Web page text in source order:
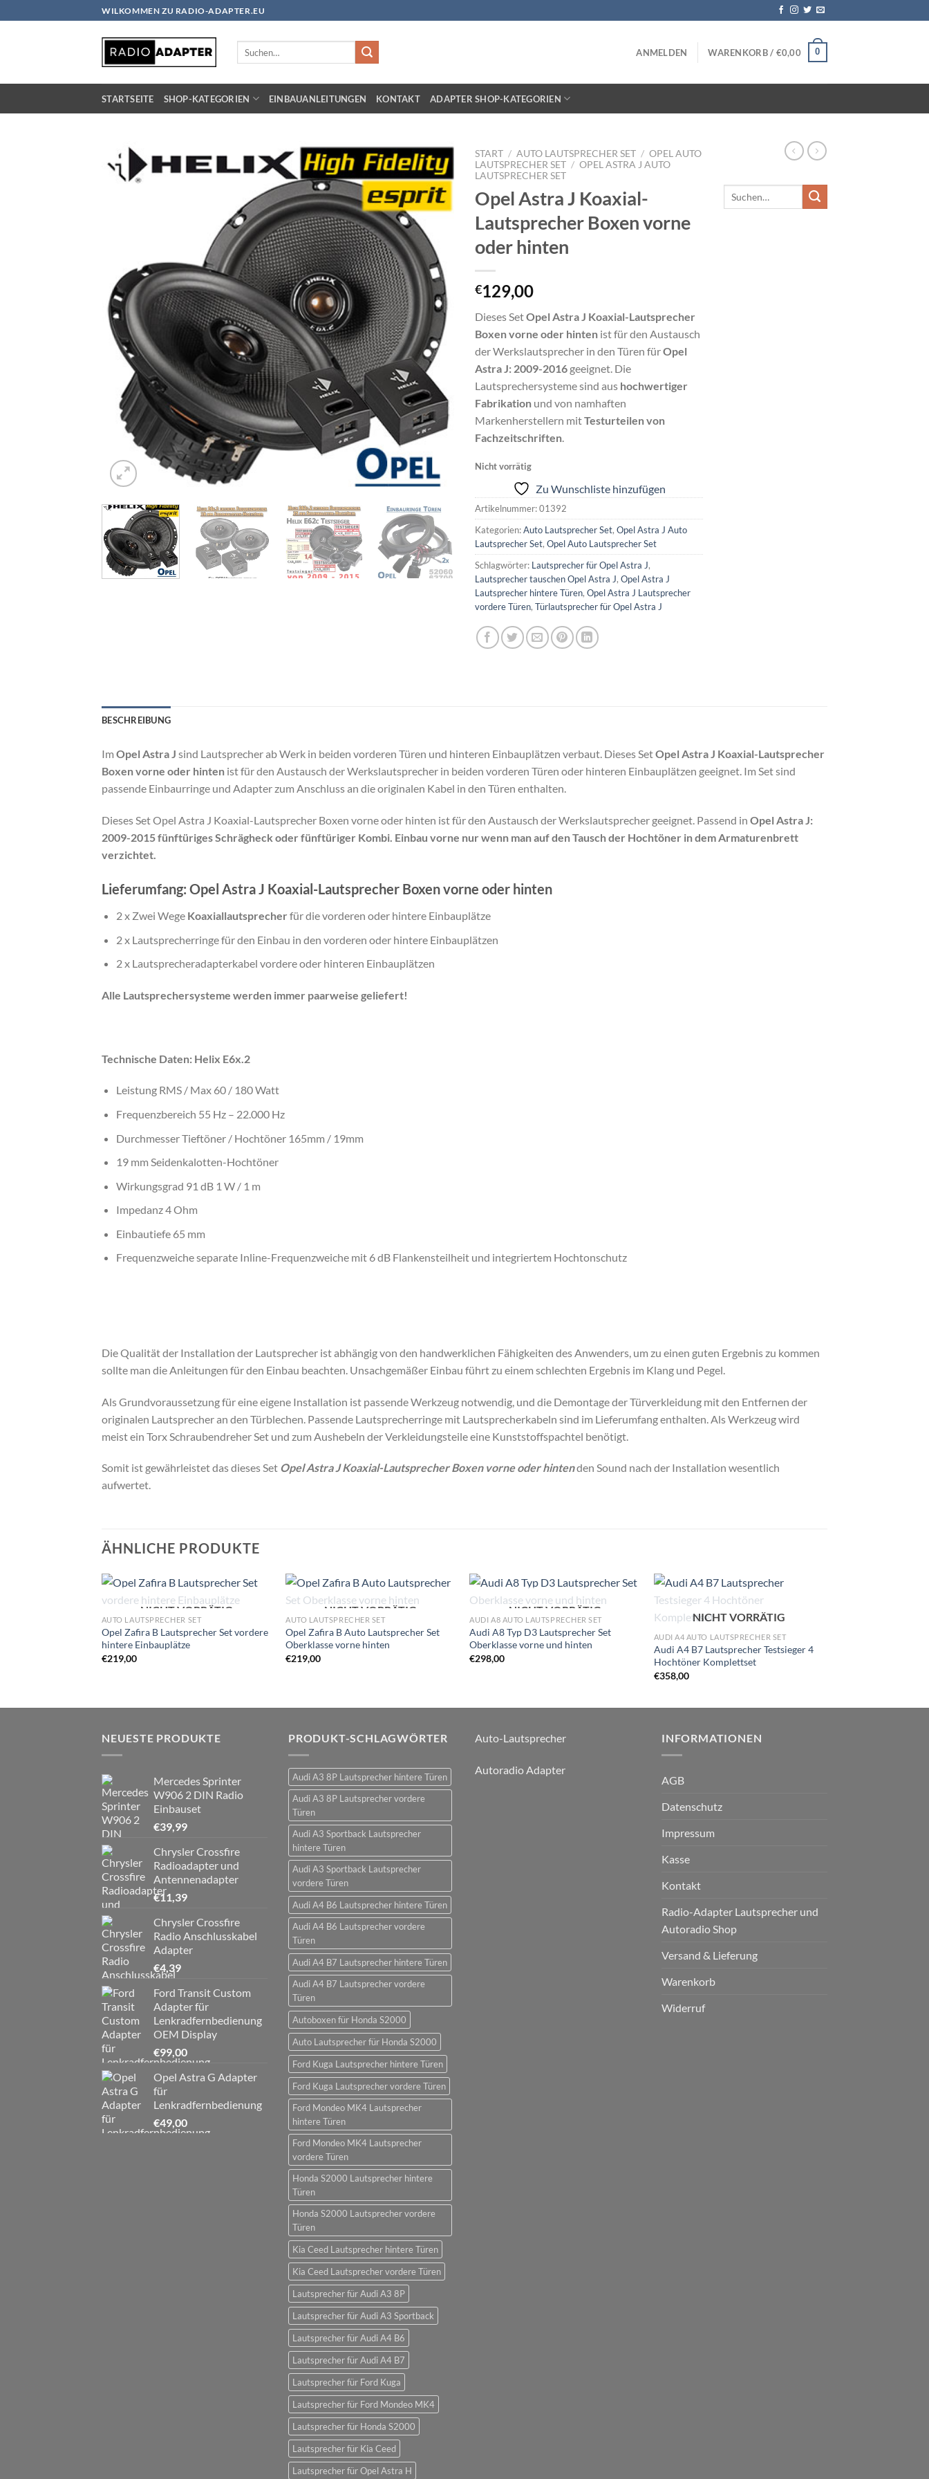
Inhalt
WILKOMMEN ZU RADIO-ADAPTER.EU
ANMELDEN WARENKORB / €0,00 0
STARTSEITE SHOP-KATEGORIEN EINBAUANLEITUNGEN KONTAKT ADAPTER SHOP-KATEGORIEN
Zu
Wunschliste
hinzufügen
START / AUTO LAUTSPRECHER SET / OPEL AUTO
LAUTSPRECHER SET / OPEL ASTRA J AUTO
LAUTSPRECHER SET
Opel Astra J Koaxial-
Lautsprecher Boxen vorne
oder hinten
€129,00
Dieses SetOpel Astra J Koaxial-Lautsprecher
Boxen vorne oder hinten ist für den Austausch
der Werkslautsprecher in den Türen fürOpel
Astra J: 2009-2016 geeignet. Die
Lautsprechersysteme sind aus hochwertiger
Fabrikation und von namhaften
Markenherstellern mitTesturteilen von
Fachzeitschriften
Nicht vorrätig
Zu Wunschliste hinzufügen
Artikelnummer:01392
Kategorien:Auto Lautsprecher Set, Opel Astra J Auto
Lautsprecher Set, Opel Auto Lautsprecher Set
Schlagwörter: Lautsprecher für Opel Astra J,
Lautsprecher tauschen Opel Astra J, Opel Astra J
Lautsprecher hintere Türen, Opel Astra J Lautsprecher
vordere Türen, Türlautsprecher für Opel Astra J
BESCHREIBUNG
Im Opel Astra J sind Lautsprecher ab Werk in beiden vorderen Türen und hinteren Einbauplätzen verbaut. Dieses SetOpel Astra J Koaxial-Lautsprecher
Boxen vorne oder hinten ist für den Austausch der Werkslautsprecher in beiden vorderen Türen oder hinteren Einbauplätzen geeignet. Im Set sind
passende Einbaurringe und Adapter zum Anschluss an die originalen Kabel in den Türen enthalten.
Dieses Set Opel Astra J Koaxial-Lautsprecher Boxen vorne oder hinten ist für den Austausch der Werkslautsprecher geeignet. Passend in Opel Astra J:
2009-2015 fünftüriges Schrägheck oder fünftüriger Kombi. Einbau vorne nur wenn man auf den Tausch der Hochtöner in dem Armaturenbrett
verzichtet.
Lieferumfang: Opel Astra J Koaxial-Lautsprecher Boxen vorne oder hinten
2 x Zwei Wege Koaxiallautsprecher für die vorderen oder hintere Einbauplätze
2 x Lautsprecherringe für den Einbau in den vorderen oder hintere Einbauplätzen
2 x Lautsprecheradapterkabel vordere oder hinteren Einbauplätzen
Alle Lautsprechersysteme werden immer paarweise geliefert!
Technische Daten: Helix E6x.2
Leistung RMS / Max 60 / 180 Watt
Frequenzbereich 55 Hz – 22.000 Hz
Durchmesser Tieftöner / Hochtöner 165mm / 19mm
19 mm Seidenkalotten-Hochtöner
Wirkungsgrad 91 dB 1 W / 1 m
Impedanz 4 Ohm
Einbautiefe 65 mm
Frequenzweiche separate Inline-Frequenzweiche mit 6 dB Flankensteilheit und integriertem Hochtonschutz
Die Qualität der Installation der Lautsprecher ist abhängig von den handwerklichen Fähigkeiten des Anwenders, um zu einen guten Ergebnis zu kommen
sollte man die Anleitungen für den Einbau beachten. Unsachgemäßer Einbau führt zu einem schlechten Ergebnis im Klang und Pegel.
Als Grundvoraussetzung für eine eigene Installation ist passende Werkzeug notwendig, und die Demontage der Türverkleidung mit den Entfernen der
originalen Lautsprecher an den Türblechen. Passende Lautsprecherringe mit Lautsprecherkabeln sind im Lieferumfang enthalten. Als Werkzeug wird
meist ein Torx Schraubendreher Set und zum Aushebeln der Verkleidungsteile eine Kunststoffspachtel benötigt.
Somit ist gewährleistet das dieses Set Opel Astra J Koaxial-Lautsprecher Boxen vorne oder hintenden Sound nach der Installation wesentlich
aufwertet.
ÄHNLICHE PRODUKTE
hinzufügen
NICHT VORRÄTIG
AUTO LAUTSPRECHER SET
Opel Zafira B Lautsprecher Set vordere
hintere Einbauplätze
€219,00
hinzufügen
NICHT VORRÄTIG
AUTO LAUTSPRECHER SET
Opel Zafira B Auto Lautsprecher Set
Oberklasse vorne hinten
€219,00
Wunschliste
hinzufügen
NICHT VORRÄTIG
AUDI A8 AUTO LAUTSPRECHER SET
Audi A8 Typ D3 Lautsprecher Set
Oberklasse vorne und hinten
€298,00
Wunschliste
NICHT VORRÄTIG
AUDI A4 AUTO LAUTSPRECHER SET
Audi A4 B7 Lautsprecher Testsieger 4
Hochtöner Komplettset
€358,00
NEUESTE PRODUKTE
Mercedes Sprinter
W906 2 DIN Radio
Einbauset
€39,99
Chrysler Crossfire
Radioadapter und
Antennenadapter
€11,39
Chrysler Crossfire
Radio Anschlusskabel
Adapter
€4,39
Ford Transit Custom
Adapter für
Lenkradfernbedienung
OEM Display
€99,00
Opel Astra G Adapter
für
Lenkradfernbedienung
€49,00
PRODUKT-SCHLAGWÖRTER
Audi A3 8P Lautsprecher hintere Türen
Audi A3 8P Lautsprecher vordere
Türen
Audi A3 Sportback Lautsprecher
hintere Türen
Audi A3 Sportback Lautsprecher
vordere Türen
Audi A4 B6 Lautsprecher hintere Türen
Audi A4 B6 Lautsprecher vordere
Türen
Audi A4 B7 Lautsprecher hintere Türen
Audi A4 B7 Lautsprecher vordere
Türen
Autoboxen für Honda S2000
Auto Lautsprecher für Honda S2000
Ford Kuga Lautsprecher hintere Türen
Ford Kuga Lautsprecher vordere Türen
Ford Mondeo MK4 Lautsprecher
hintere Türen
Ford Mondeo MK4 Lautsprecher
vordere Türen
Honda S2000 Lautsprecher hintere
Türen
Honda S2000 Lautsprecher vordere
Türen
Kia Ceed Lautsprecher hintere Türen
Kia Ceed Lautsprecher vordere Türen
Lautsprecher für Audi A3 8P
Lautsprecher für Audi A3 Sportback
Lautsprecher für Audi A4 B6
Lautsprecher für Audi A4 B7
Lautsprecher für Ford Kuga
Lautsprecher für Ford Mondeo MK4
Lautsprecher für Honda S2000
Lautsprecher für Kia Ceed
Lautsprecher für Opel Astra H
Auto-Lautsprecher
Autoradio Adapter
INFORMATIONEN
AGB
Datenschutz
Impressum
Kasse
Kontakt
Radio-Adapter Lautsprecher und
Autoradio Shop
Versand & Lieferung
Warenkorb
Widerruf